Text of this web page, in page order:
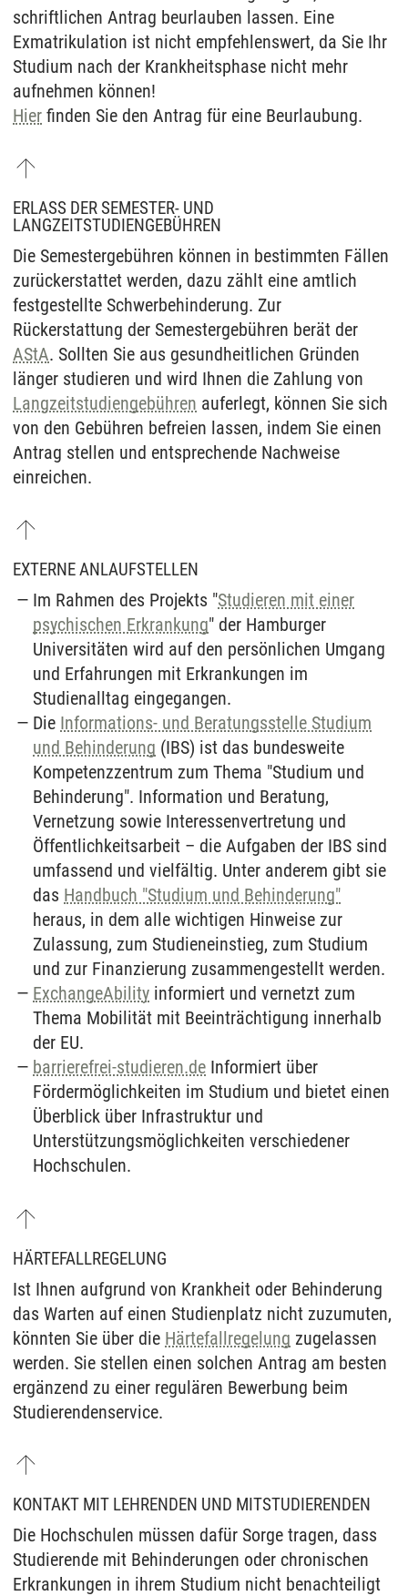
schriftlichen Antrag beurlauben lassen. Eine
Exmatrikulation ist nicht empfehlenswert, da Sie Ihr
Studium nach der Krankheitsphase nicht mehr
aufnehmen können!
Hier finden Sie den Antrag für eine Beurlaubung.
ERLASS DER SEMESTER- UND
LANGZEITSTUDIENGEBÜHREN
Die Semestergebühren können in bestimmten Fällen
zurückerstattet werden, dazu zählt eine amtlich
festgestellte Schwerbehinderung. Zur
Rückerstattung der Semestergebühren berät der
AStA. Sollten Sie aus gesundheitlichen Gründen
länger studieren und wird Ihnen die Zahlung von
Langzeitstudiengebühren auferlegt, können Sie sich
von den Gebühren befreien lassen, indem Sie einen
Antrag stellen und entsprechende Nachweise
einreichen.
EXTERNE ANLAUFSTELLEN
Im Rahmen des Projekts "Studieren mit einer
psychischen Erkrankung" der Hamburger
Universitäten wird auf den persönlichen Umgang
und Erfahrungen mit Erkrankungen im
Studienalltag eingegangen.
Die Informations- und Beratungsstelle Studium
und Behinderung (IBS) ist das bundesweite
Kompetenzzentrum zum Thema "Studium und
Behinderung". Information und Beratung,
Vernetzung sowie Interessenvertretung und
Öffentlichkeitsarbeit – die Aufgaben der IBS sind
umfassend und vielfältig. Unter anderem gibt sie
das Handbuch "Studium und Behinderung"
heraus, in dem alle wichtigen Hinweise zur
Zulassung, zum Studieneinstieg, zum Studium
und zur Finanzierung zusammengestellt werden.
ExchangeAbility informiert und vernetzt zum
Thema Mobilität mit Beeinträchtigung innerhalb
der EU.
barrierefrei-studieren.de Informiert über
Fördermöglichkeiten im Studium und bietet einen
Überblick über Infrastruktur und
Unterstützungsmöglichkeiten verschiedener
Hochschulen.
HÄRTEFALLREGELUNG
Ist Ihnen aufgrund von Krankheit oder Behinderung
das Warten auf einen Studienplatz nicht zuzumuten,
könnten Sie über die Härtefallregelung zugelassen
werden. Sie stellen einen solchen Antrag am besten
ergänzend zu einer regulären Bewerbung beim
Studierendenservice.
KONTAKT MIT LEHRENDEN UND MITSTUDIERENDEN
Die Hochschulen müssen dafür Sorge tragen, dass
Studierende mit Behinderungen oder chronischen
Erkrankungen in ihrem Studium nicht benachteiligt